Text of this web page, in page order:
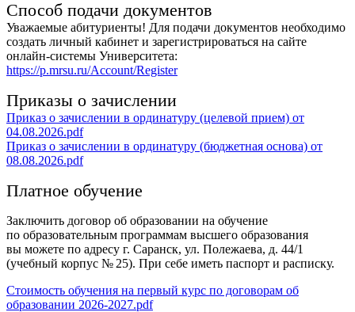
Способ подачи документов
Уважаемые абитуриенты! Для подачи документов необходимо
создать личный кабинет и зарегистрироваться на сайте
онлайн-системы Университета:
https://p.mrsu.ru/Account/Register
Приказы о зачислении
Приказ о зачислении в ординатуру (целевой прием) от
04.08.2026.pdf
Приказ о зачислении в ординатуру (бюджетная основа) от
08.08.2026.pdf
Платное обучение
Заключить договор об образовании на обучение
по образовательным программам высшего образования
вы можете по адресу г. Саранск, ул. Полежаева, д. 44/1
(учебный корпус № 25). При себе иметь паспорт и расписку.
Стоимость обучения на первый курс по договорам об
образовании 2026-2027.pdf